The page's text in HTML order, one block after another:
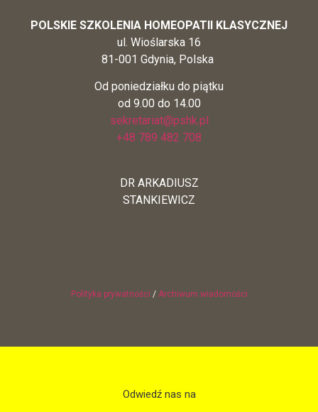
POLSKIE SZKOLENIA HOMEOPATII KLASYCZNEJ
ul. Wioślarska 16
81-001 Gdynia, Polska
Od poniedziałku do piątku
od 9.00 do 14.00
sekretariat@pshk.pl
+48 789 482 708
DR ARKADIUSZ
STANKIEWICZ
Polityka prywatności / Archiwum wiadomości
Odwiedź nas na